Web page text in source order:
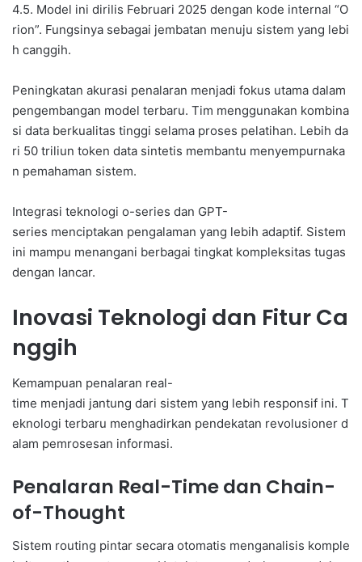
4.5. Model ini dirilis Februari 2025 dengan kode internal “O
rion”. Fungsinya sebagai jembatan menuju sistem yang lebi
h canggih.
Peningkatan akurasi penalaran menjadi fokus utama dalam
pengembangan model terbaru. Tim menggunakan kombina
si data berkualitas tinggi selama proses pelatihan. Lebih da
ri 50 triliun token data sintetis membantu menyempurnaka
n pemahaman sistem.
Integrasi teknologi o-series dan GPT-
series menciptakan pengalaman yang lebih adaptif. Sistem
ini mampu menangani berbagai tingkat kompleksitas tugas
dengan lancar.
Inovasi Teknologi dan Fitur Ca
nggih
Kemampuan penalaran real-
time menjadi jantung dari sistem yang lebih responsif ini. T
eknologi terbaru menghadirkan pendekatan revolusioner d
alam pemrosesan informasi.
Penalaran Real-Time dan Chain-
of-Thought
Sistem routing pintar secara otomatis menganalisis komple